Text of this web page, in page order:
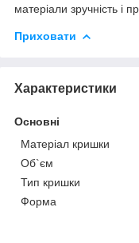
матеріали зручність і
Приховати
Характеристики
Основні
Матеріал кришки
Об`єм
Тип кришки
Форма